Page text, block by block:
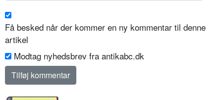
Få besked når der kommer en ny kommentar til denne
artikel
Modtag nyhedsbrev fra antikabc.dk